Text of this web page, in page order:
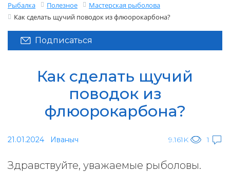
Рыбалка Полезное
Мастерская рыболова
Как сделать щучий поводок из флюорокарбона?
Подписаться
Как сделать щучий
поводок из
флюорокарбона?
21.01.2024 Иваныч 9.161K 1
Здравствуйте, уважаемые рыболовы.